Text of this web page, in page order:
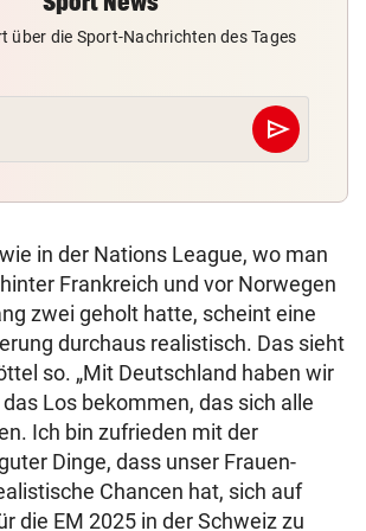
über die Sport-Nachrichten des Tages
send
Abschicken
in der Nations League, wo man
Frankreich und vor Norwegen
zwei geholt hatte, scheint eine
durchaus realistisch. Das sieht
so. „Mit Deutschland haben wir
Los bekommen, das sich alle
Ich bin zufrieden mit der
Dinge, dass unser Frauen-
Chancen hat, sich auf
die EM 2025 in der Schweiz zu